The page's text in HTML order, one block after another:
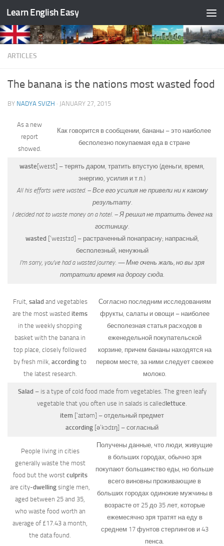
Skip to content
Learn English Easy
ARTICLES
The banana is the nations most wasted food
BY NADYA SVIZH · JANUARY 27, 2015
As a new
report
showed.
Как говорится в сообщении, бананы – это наиболее
бесполезно покупаемая еда в стране
waste[weɪst] – терять даром, тратить впустую (деньги, время,
энергию, усилия и т.п.)
All his efforts were wasted. – Все его усилия не привели ни к какому
результату.
I decided not to waste money on a hotel. – Я решил не тратить денег на
гостиницу.
wasted [‘weɪstɪd] – растраченный понапрасну; напрасный,
бесполезный, ненужный
I’m sorry, you’ve had a wasted journey. — Мне очень жаль, но вы зря
потратили время на дорогу сюда.
Fruit, saladand vegetables
are the most wasted items
in the weekly shopping
basket with the banana in
top place, closely followed
by fresh milk, according to
the latest research.
Согласно последним исследованиям
фрукты, салаты и овощи – наиболее
бесполезная статья расходов в
еженедельной покупательской
корзине, причем бананы находятся на
первом месте, за ними следует свежее
молоко.
Salad – is a type of cold food made from vegetables. The green leafy
vegetable that you often use in salads is calledlettuce.
item [‘aɪtəm] – отдельный предмет
according [ə’kɔdɪŋ] – согласный
People living in cities
generally waste the most
food but the worst culprits
are city-dwelling single men,
aged between 25 and 35,
who waste food worth an
average of £17.43 a month,
the data found.
Получены данные, что люди, живущие
в больших городах, обычно зря
покупают большинство еды, но больше
всего виновны проживающие в
больших городах одинокие мужчины в
возрасте от 25 до 35 лет, которые
ежемесячно зря тратят на еду в
среднем 17 фунтов стерлингов и 43
пенса.